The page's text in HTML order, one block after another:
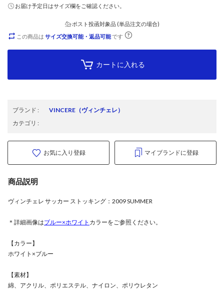
お届け予定日はサイズ欄をご確認ください。
ポスト投函対象品 (単品注文の場合)
この商品は サイズ交換可能・返品可能です
カートに入れる
ブランド : VINCERE （ヴィンチェレ）
カテゴリ :
お気に入り登録 マイブランドに登録
商品説明
ヴィンチェレ サッカー ストッキング：2009 SUMMER
＊詳細画像はブルー×ホワイト カラーをご参照ください。
【カラー】
ホワイト×ブルー
【素材】
綿、アクリル、ポリエステル、ナイロン、ポリウレタン